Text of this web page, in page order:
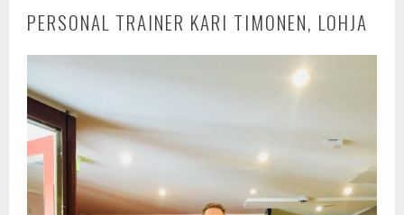
PERSONAL TRAINER KARI TIMONEN, LOHJA